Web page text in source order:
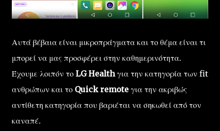
Αυτά βέβαια είναι μικροπράγματα και το θέμα είναι τι
μπορεί να μας προσφέρει στην καθημερινότητα.
Έχουμε λοιπόν το LG Healthγια την κατηγορία των fit
ανθρώπων και το Quick remote για την ακριβώς
αντίθετη κατηγορία που βαριέται να σηκωθεί από τον
καναπέ.